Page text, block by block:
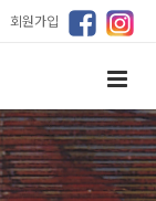
회원가입